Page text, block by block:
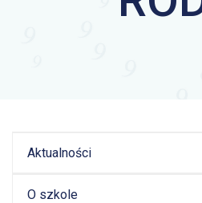
Aktualności
O szkole